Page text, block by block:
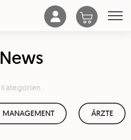
News
Kategorien
MANAGEMENT ÄRZTE